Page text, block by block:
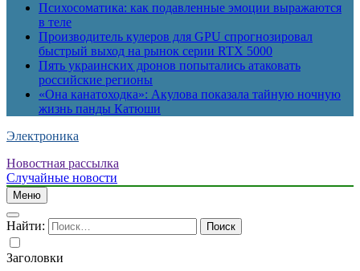
Психосоматика: как подавленные эмоции выражаются
в теле
Производитель кулеров для GPU спрогнозировал
быстрый выход на рынок серии RTX 5000
Пять украинских дронов попытались атаковать
российские регионы
«Она канатоходка»: Акулова показала тайную ночную
жизнь панды Катюши
Электроника
Новостная рассылка
Случайные новости
Меню
Найти:
Заголовки